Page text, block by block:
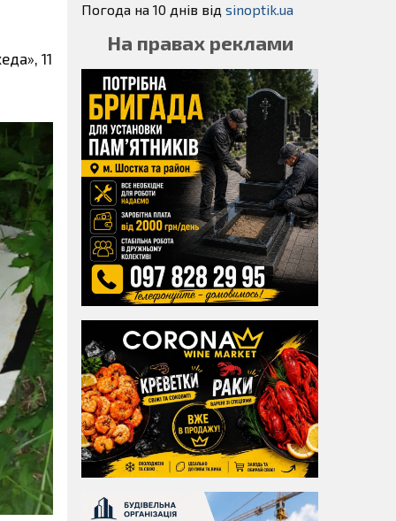
11
Погода на 10 днів від sinoptik.ua
На правах реклами